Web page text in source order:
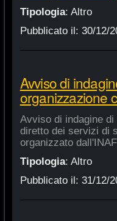
Tipologia: Altro
Pubblicato il: 30/12/
Avviso di
organizzazione
Avviso di indagine
diretto dei servizi di
organizzato
Tipologia: Altro
Pubblicato il: 31/12/